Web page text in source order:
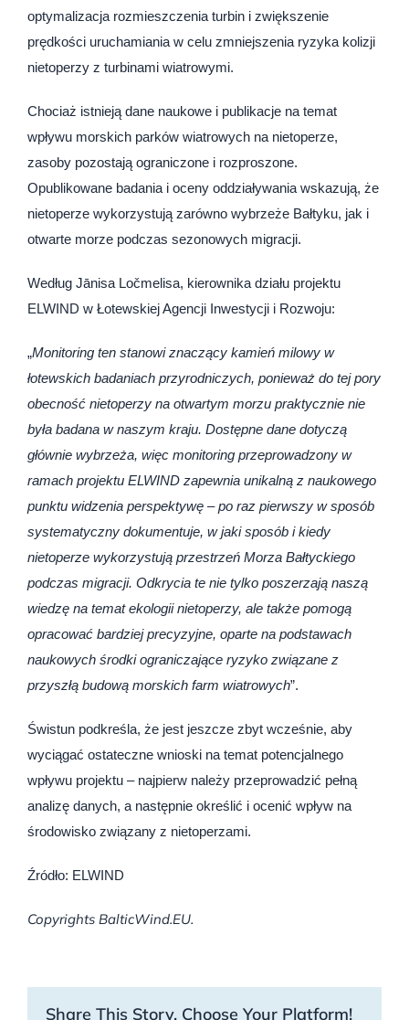
optymalizacja rozmieszczenia turbin i zwiększenie
prędkości uruchamiania w celu zmniejszenia ryzyka kolizji
nietoperzy z turbinami wiatrowymi.
Chociaż istnieją dane naukowe i publikacje na temat
wpływu morskich parków wiatrowych na nietoperze,
zasoby pozostają ograniczone i rozproszone.
Opublikowane badania i oceny oddziaływania wskazują, że
nietoperze wykorzystują zarówno wybrzeże Bałtyku, jak i
otwarte morze podczas sezonowych migracji.
Według Jānisa Ločmelisa, kierownika działu projektu
ELWIND w Łotewskiej Agencji Inwestycji i Rozwoju:
„Monitoring ten stanowi znaczący kamień milowy w
łotewskich badaniach przyrodniczych, ponieważ do tej pory
obecność nietoperzy na otwartym morzu praktycznie nie
była badana w naszym kraju. Dostępne dane dotyczą
głównie wybrzeża, więc monitoring przeprowadzony w
ramach projektu ELWIND zapewnia unikalną z naukowego
punktu widzenia perspektywę – po raz pierwszy w sposób
systematyczny dokumentuje, w jaki sposób i kiedy
nietoperze wykorzystują przestrzeń Morza Bałtyckiego
podczas migracji. Odkrycia te nie tylko poszerzają naszą
wiedzę na temat ekologii nietoperzy, ale także pomogą
opracować bardziej precyzyjne, oparte na podstawach
naukowych środki ograniczające ryzyko związane z
przyszłą budową morskich farm wiatrowych”.
Świstun podkreśla, że jest jeszcze zbyt wcześnie, aby
wyciągać ostateczne wnioski na temat potencjalnego
wpływu projektu – najpierw należy przeprowadzić pełną
analizę danych, a następnie określić i ocenić wpływ na
środowisko związany z nietoperzami.
Źródło: ELWIND
Copyrights BalticWind.EU.
Share This Story, Choose Your Platform!